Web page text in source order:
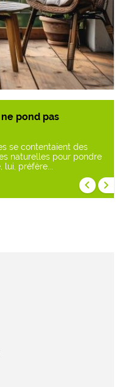
pond pas
se contentaient des
naturelles pour pondre
préfère...
keyboard_arrow_left keyboard_arrow_right